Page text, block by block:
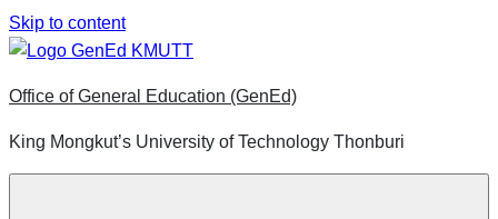
Skip to content
Office of General Education (GenEd)
King Mongkut’s University of Technology Thonburi